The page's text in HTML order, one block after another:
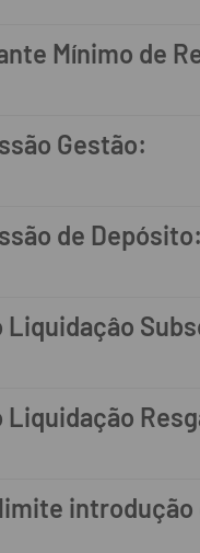
Mínimo de
Gestão:
de Depósito:
Liquidaçâo
Liquidação
introdução